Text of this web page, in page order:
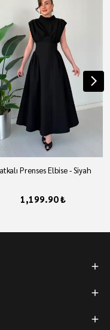
Prenses Elbise - Siyah
1,199.90 ₺